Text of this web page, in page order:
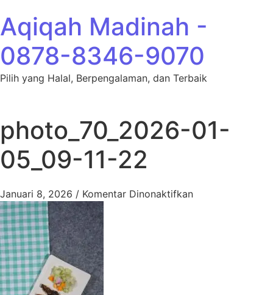
Aqiqah Madinah -
0878-8346-9070
Pilih yang Halal, Berpengalaman, dan Terbaik
photo_70_2026-01-
05_09-11-22
Januari 8, 2026 / Komentar Dinonaktifkanpada